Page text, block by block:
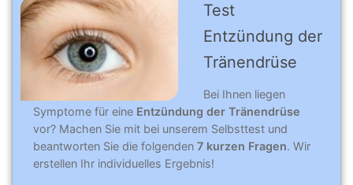
Test
Entzündung der
Tränendrüse
Bei Ihnen liegen
Symptome für eine Entzündung der Tränendrüse
vor? Machen Sie mit bei unserem Selbsttest und
beantworten Sie die folgenden 7 kurzen Fragen. Wir
erstellen Ihr individuelles Ergebnis!